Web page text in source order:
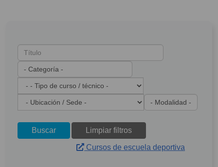
Buscar Limpiar filtros
Cursos de escuela deportiva